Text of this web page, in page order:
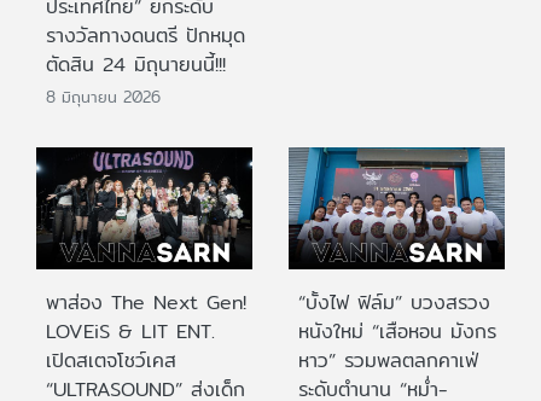
ประเทศไทย” ยกระดับ
รางวัลทางดนตรี ปักหมุด
ตัดสิน 24 มิถุนายนนี้!!!
8 มิถุนายน 2026
พาส่อง The Next Gen!
LOVEiS & LIT ENT.
เปิดสเตจโชว์เคส
“ULTRASOUND” ส่งเด็ก
“บั้งไฟ ฟิล์ม” บวงสรวง
หนังใหม่ “เสือหอน มังกร
หาว” รวมพลตลกคาเฟ่
ระดับตำนาน “หม่ำ-